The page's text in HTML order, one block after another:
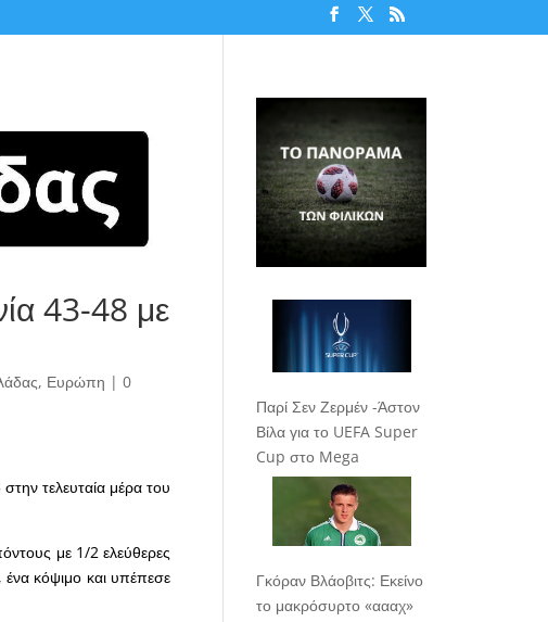
43-48 με
, Ευρώπη | 0
τελευταία μέρα του
με 1/2 ελεύθερες
ένα κόψιμο και υπέπεσε
Παρί Σεν Ζερμέν -Άστον
Βίλα για το UEFA Super
Cup στο Mega
Γκόραν Βλάοβιτς: Εκείνο
το μακρόσυρτο «αααχ»